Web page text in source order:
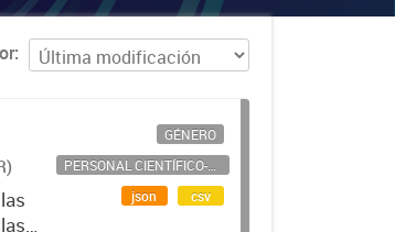
GÉNERO
PERSONAL CIENTÍFICO-TECNOLÓGICO
json
csv